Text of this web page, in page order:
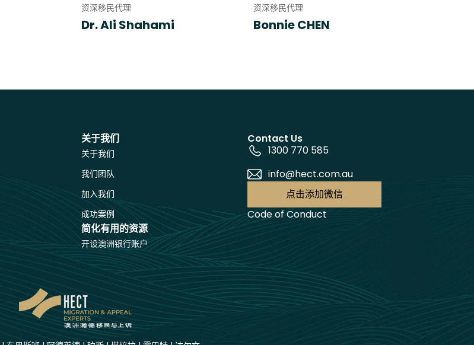
资深移民代理
Dr. Ali Shahami
资深移民代理
Bonnie CHEN
关于我们
关于我们
我们团队
加入我们
成功案例
简化有用的资源
开设澳洲银行账户
Contact Us
1300 770 585
info@hect.com.au
点击添加微信
Code of Conduct